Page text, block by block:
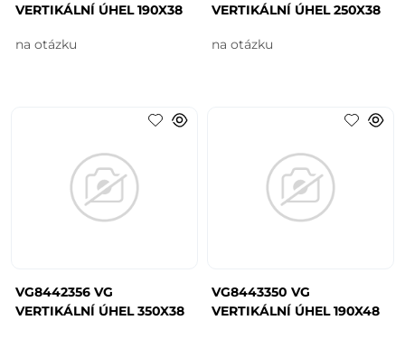
VERTIKÁLNÍ ÚHEL 190X38
na otázku
VERTIKÁLNÍ ÚHEL 250X38
na otázku
VG8442356 VG
VERTIKÁLNÍ ÚHEL 350X38
VG8443350 VG
VERTIKÁLNÍ ÚHEL 190X48